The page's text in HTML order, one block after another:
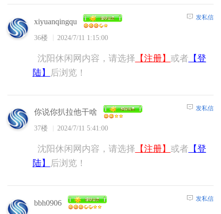
xiyuanqingqu
36楼 2024/7/11 1:15:00
发私信
沈阳休闲网内容，请选择 【注册】 或者 【登
陆】
后浏览！
你说你扒拉他干啥
37楼 2024/7/11 5:41:00
发私信
沈阳休闲网内容，请选择 【注册】 或者 【登
陆】
后浏览！
bbh0906 发私信